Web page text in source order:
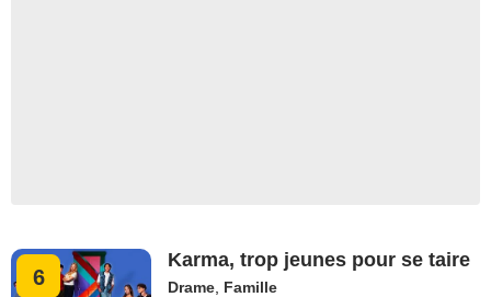
6
Karma, trop jeunes pour se taire
Drame Famille